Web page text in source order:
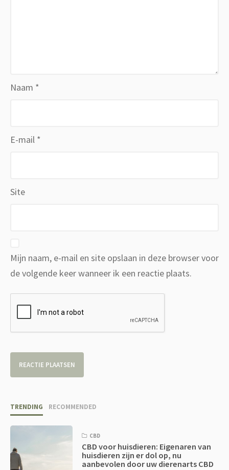
Naam *
E-mail *
Site
Mijn naam, e-mail en site opslaan in deze browser voor
de volgende keer wanneer ik een reactie plaats.
TRENDING RECOMMENDED
CBD
CBD voor huisdieren: Eigenaren van
huisdieren zijn er dol op, nu
aanbevolen door uw dierenarts CBD